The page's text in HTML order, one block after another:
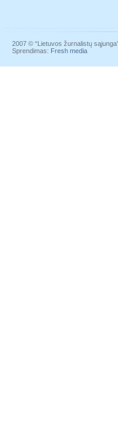
2007 © “Lietuvos žurnalistų
Sprendimas: Fresh media